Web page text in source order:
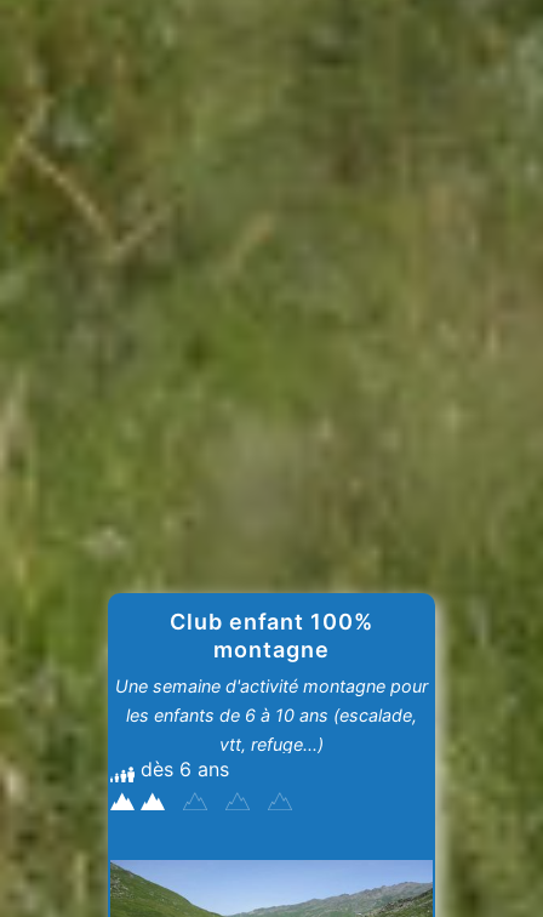
Club enfant 100%
montagne
Une semaine d'activité montagne pour
les enfants de 6 à 10 ans (escalade,
vtt, refuge...)
dès 6 ans